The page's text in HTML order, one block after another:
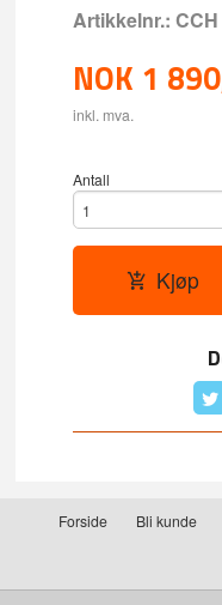
Artikkelnr.: CCH
NOK 1
inkl. mva.
Antall
Kjøp
Forside Bli kunde